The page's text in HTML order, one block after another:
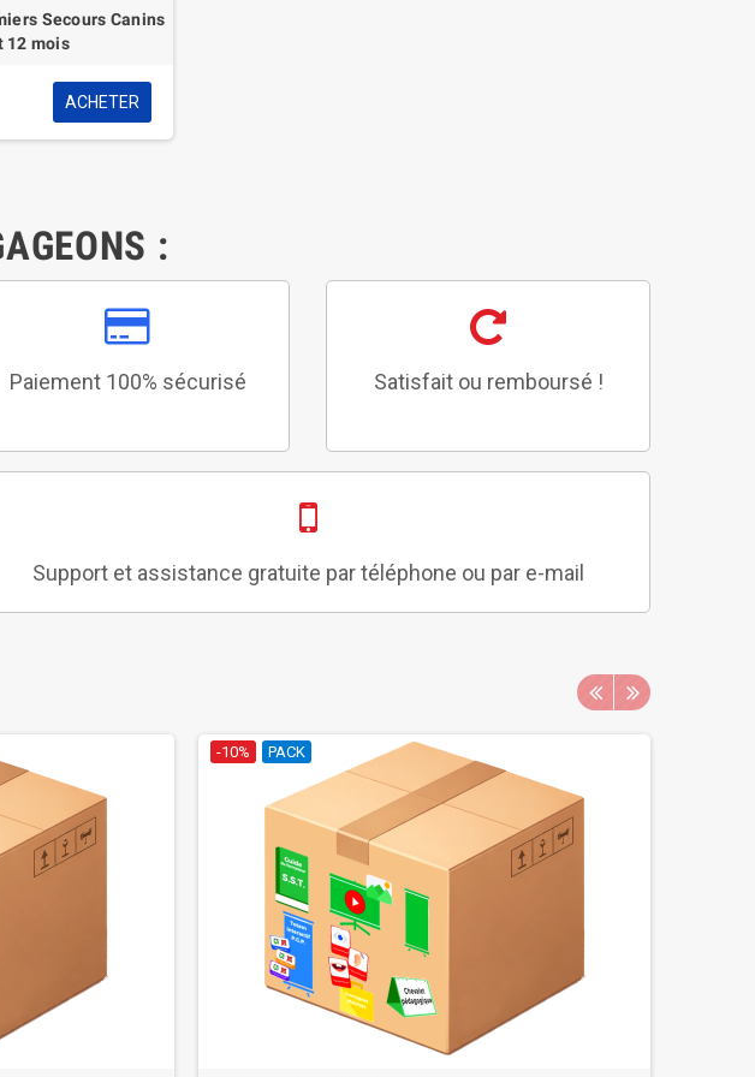
Secours Canins
12 mois
ACHETER
:
Paiement 100% sécurisé Satisfait ou remboursé !
Support et assistance gratuite par téléphone ou par e-mail
-10% PACK